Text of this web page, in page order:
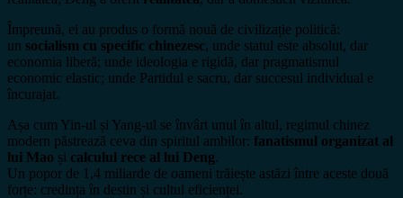
Împreună, ei au produs o formă nouă de civilizație politică:
un socialism cu specific chinezesc, unde statul este absolut, dar
economia liberă; unde ideologia e rigidă, dar pragmatismul
economic elastic; unde Partidul e sacru, dar succesul individual e
încurajat.
Așa cum Yin-ul și Yang-ul se învârt unul în altul, regimul chinez
modern păstrează ceva din spiritul ambilor: fanatismul organizat al
lui Mao și calculul rece al lui Deng.
Un popor de 1,4 miliarde de oameni trăiește astăzi între aceste două
forțe: credința în destin și cultul eficienței.